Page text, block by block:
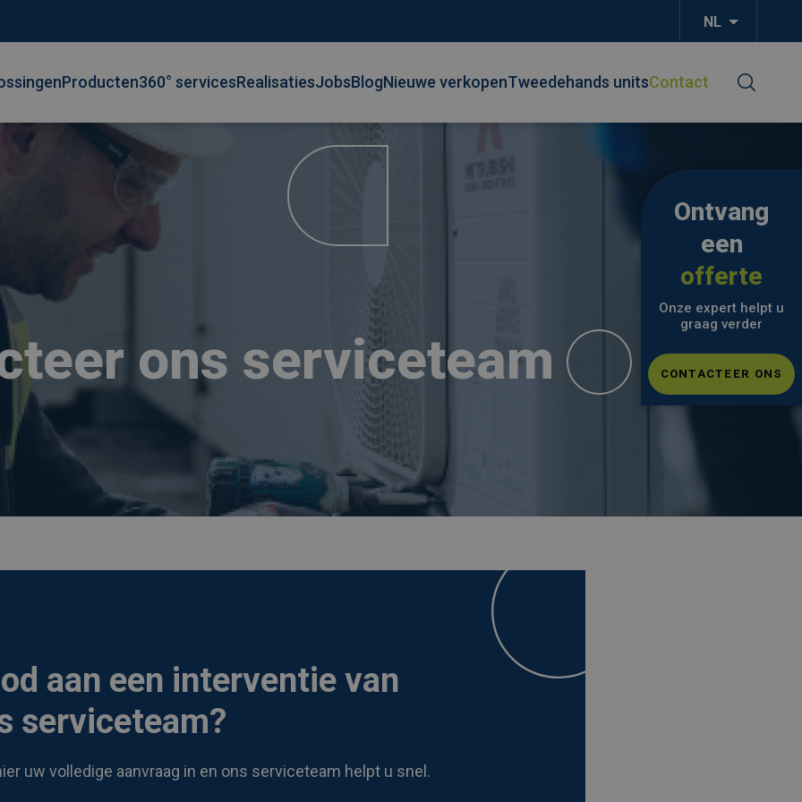
NL
Producten360° servicesRealisatiesJobsBlogNieuwe verkopenTweedehands unitsContact
Ontvang
een
offerte
Onze expert helpt u
graag verder
CONTACTEER ONS
ons serviceteam
aan een interventie van
serviceteam?
uw volledige aanvraag in en ons serviceteam helpt u snel.